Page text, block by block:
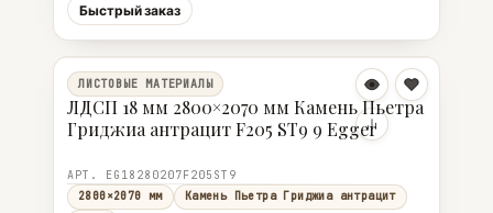
Быстрый заказ
ЛИСТОВЫЕ МАТЕРИАЛЫ
ЛДСП 18 мм 2800×2070 мм Камень Пьетра
Гриджиа антрацит F205 ST9 9 Egger
АРТ. EG18280207F205ST9
2800×2070 мм
Камень Пьетра Гриджиа антрацит